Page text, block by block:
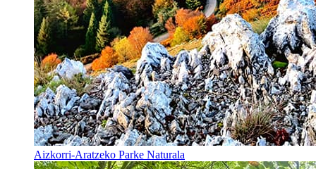
Aizkorri-Aratzeko Parke Naturala